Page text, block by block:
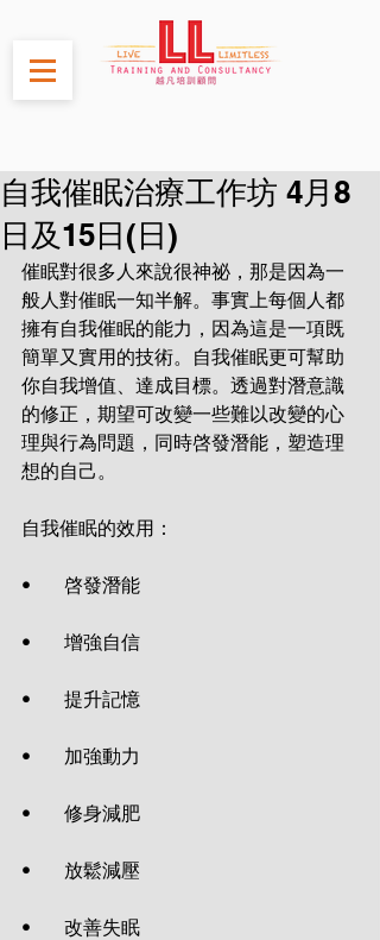
自我催眠治療工作坊 4月8
日及15日(日)
催眠對很多人來說很神祕，那是因為一
般人對催眠一知半解。事實上每個人都
擁有自我催眠的能力，因為這是一項既
簡單又實用的技術。自我催眠更可幫助
你自我增值、達成目標。透過對潛意識
的修正，期望可改變一些難以改變的心
理與行為問題，同時啓發潛能，塑造理
想的自己。
自我催眠的效用：
•       啓發潛能
•       增強自信
•       提升記憶
•       加強動力
•       修身減肥
•       放鬆減壓
•       改善失眠